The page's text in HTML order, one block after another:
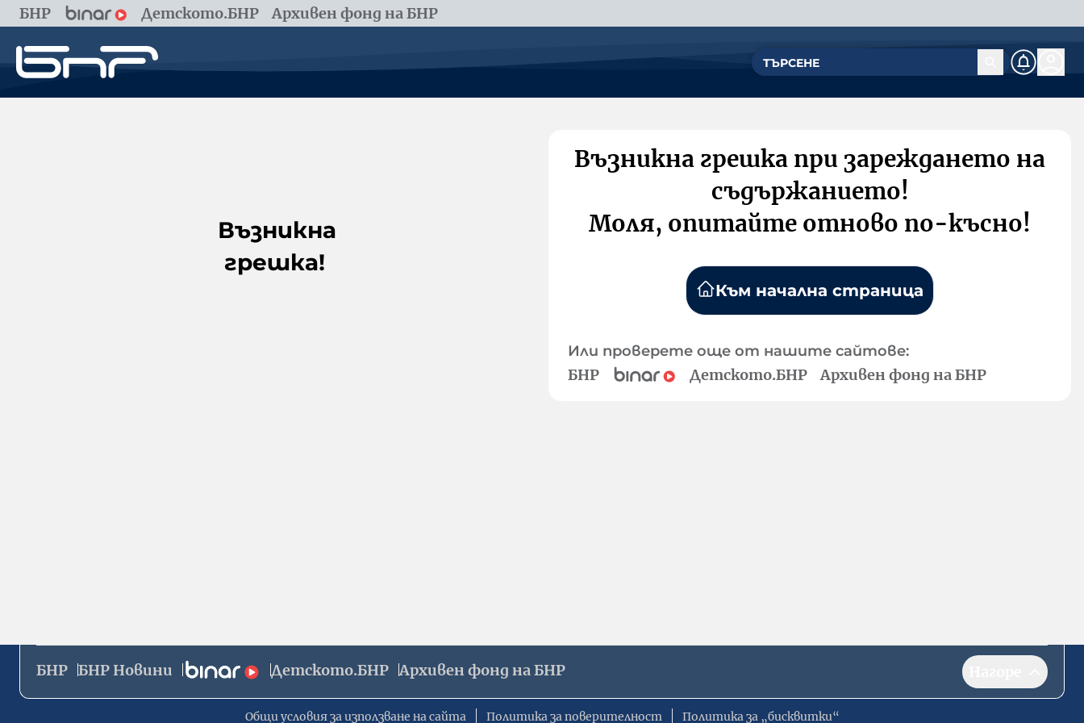
БНР Детското.БНР Архивен фонд на БНР
Възникна
грешка!
Възникна грешка при зареждането на
съдържанието!
Моля, опитайте отново по-късно!
Към начална страница
Или проверете още от нашите сайтове:
БНР Детското.БНР Архивен фонд на БНР
БНР БНР Новини Детското.БНР Архивен фонд на БНР
Общи условия за използване на сайта Политика за поверителност Политика за „бисквитки“